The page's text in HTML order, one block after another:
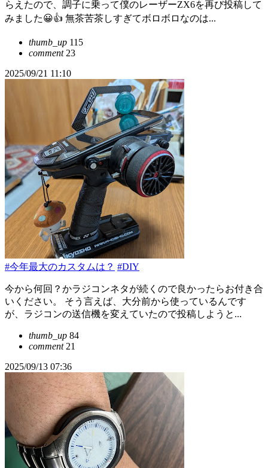
らえたので、調子に乗って僕のレーザーZX6を再び投稿して
みました😀👍 無茶苦茶しすぎてボロボロなのは...
thumb_up 115
comment23
2025/09/21 11:10
#今年最大のカスタムは？ #DIY
今から何回？かラジコンネタが続くので良かったらお付き合
いください。 そう言えば、大分前から使っているんです
が、ラジコンの送信機を変えていたので投稿しようと...
thumb_up 84
comment21
2025/09/13 07:36